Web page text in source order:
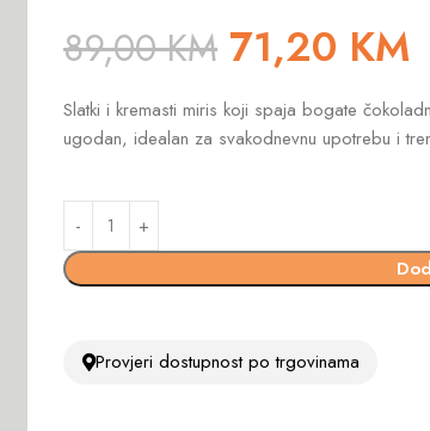
89,00KM 71,20 KM
Slatki i kremasti miris koji spaja bogate
ugodan, idealan za svakodnevnu upotrebu i
Provjeri dostupnost po trgovinama